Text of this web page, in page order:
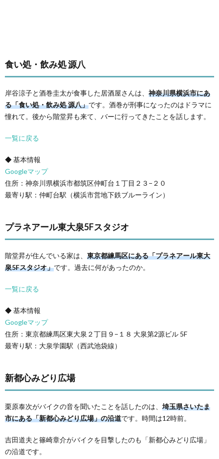
食い処・飲み処 源八
岸谷涼子と酒巻圭太が食事した居酒屋さんは、 神奈川県横浜市にあ
る「食い処・飲み処 源八」です。酒巻が刑事になったのはドラマに
憧れて。後から階堂昇も来て、バーに行ってきたことを話します。
一覧に戻る
◆ 基本情報
Googleマップ
住所：神奈川県横浜市都筑区仲町台１丁目２３−２０
最寄り駅：仲町台駅（横浜市営地下鉄ブルーライン）
プラネアール東大泉5Fスタジオ
階堂昇が住んでいる家は、 東京都練馬区にある「プラネアール東大
泉5Fスタジオ」です。過去に何があったのか。
一覧に戻る
◆ 基本情報
Googleマップ
住所：東京都練馬区東大泉２丁目９−１８ 大泉第2源ビル 5F
最寄り駅：大泉学園駅（西武池袋線）
新都心みどり広場
栗原泰次がバイクの音を聞いたことを話したのは、 埼玉県さいたま
市にある「新都心みどり広場」の沿道です。時間は12時前。
吉田道夫と篠崎章介がバイクを目撃したのも「新都心みどり広場」
の沿道です。